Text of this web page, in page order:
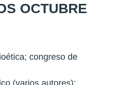
OCTUBRE
congreso de
(varios autores);